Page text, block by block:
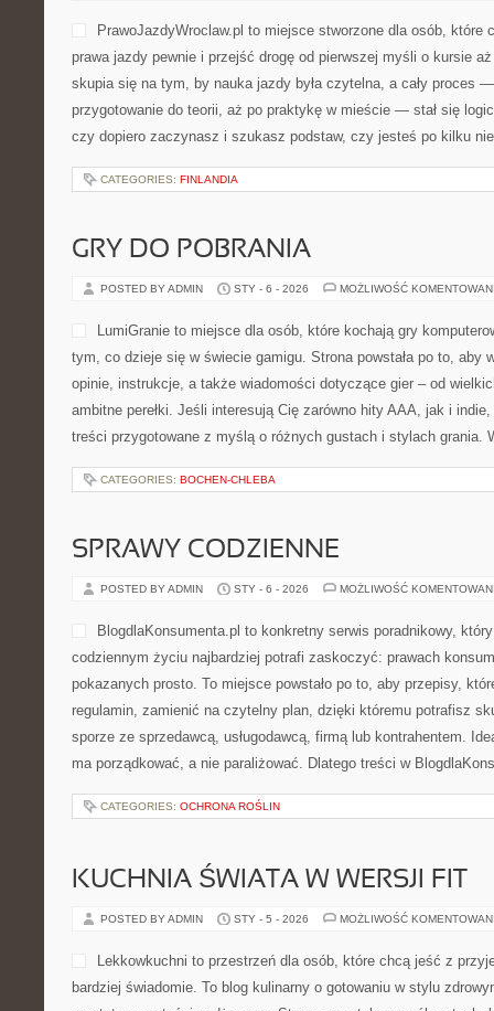
przywracania równowagi. Kategorie na stronie to Terapie
Zdrowie hormonalne w ujęciu holistycznym. Na stronie
CATEGORIES:AEROBIK I FITNESS GRUPOWY
JAK NIE STRACIĆ NA
POSTED BY ADMIN STY - 6 - 2026
PrawoJazdyWroclaw.pl to
które chcą podejść do
przejść drogę od
egzamin. Strona skupia
czytelna, a cały proces —
przygotowanie do teorii,
po kilku nieudanych […]
GRY DO POBRANIA
POSTED BY ADMIN STY - 6 - 2026 MOŻLIWOŚĆ
LumiGranie to miejsce dla
komputerowe i chcą być
w świecie gamigu. Strona
punkcie zebrać opinie,
grania. Warto zajrzeć […]
SPRAWY CODZIENNE